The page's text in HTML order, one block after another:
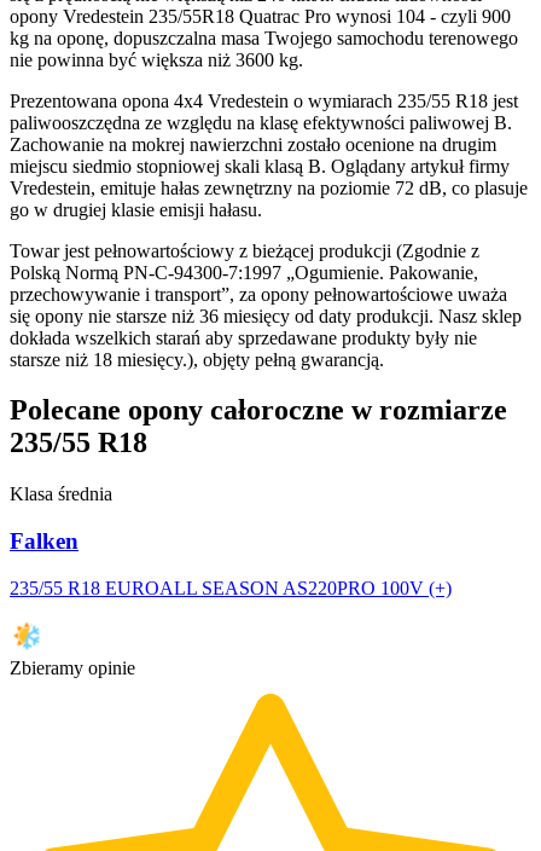
opony Vredestein 235/55R18 Quatrac Pro wynosi 104 - czyli 900
kg na oponę, dopuszczalna masa Twojego samochodu terenowego
nie powinna być większa niż 3600 kg.
Prezentowana opona 4x4 Vredestein o wymiarach 235/55 R18 jest
paliwooszczędna ze względu na klasę efektywności paliwowej B.
Zachowanie na mokrej nawierzchni zostało ocenione na drugim
miejscu siedmio stopniowej skali klasą B. Oglądany artykuł firmy
Vredestein, emituje hałas zewnętrzny na poziomie 72 dB, co plasuje
go w drugiej klasie emisji hałasu.
Towar jest pełnowartościowy z bieżącej produkcji (Zgodnie z
Polską Normą PN-C-94300-7:1997 „Ogumienie. Pakowanie,
przechowywanie i transport”, za opony pełnowartościowe uważa
się opony nie starsze niż 36 miesięcy od daty produkcji. Nasz sklep
dokłada wszelkich starań aby sprzedawane produkty były nie
starsze niż 18 miesięcy.), objęty pełną gwarancją.
Polecane opony całoroczne w rozmiarze
235/55 R18
Klasa średnia
Falken
235/55 R18 EUROALL SEASON AS220PRO 100V (+)
Zbieramy opinie